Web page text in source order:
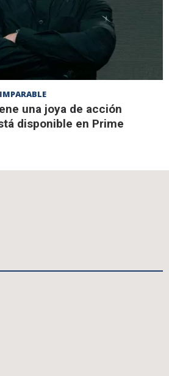
una joya de acción
disponible en Prime